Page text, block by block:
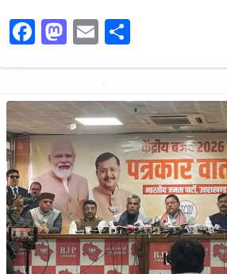
Facebook
Mastodon
Email